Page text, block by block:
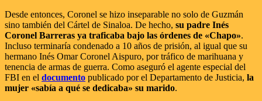
Desde entonces, Coronel se hizo inseparable no solo de Guzmán
sino también del Cártel de Sinaloa. De hecho, su padre Inés
Coronel Barreras ya traficaba bajo las órdenes de «Chapo».
Incluso terminaría condenado a 10 años de prisión, al igual que su
hermano Inés Omar Coronel Aispuro, por tráfico de marihuana y
tenencia de armas de guerra. Como aseguró el agente especial del
FBI en el documento publicado por el Departamento de Justicia, la
mujer «sabía a qué se dedicaba» su marido.